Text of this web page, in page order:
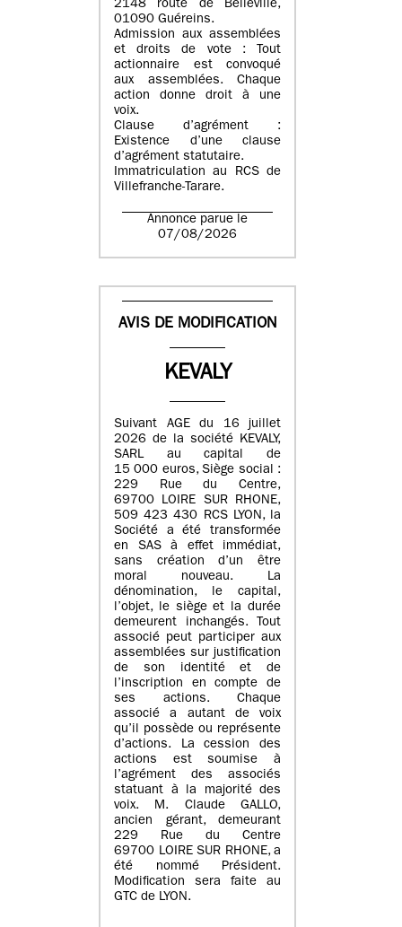
2148 route de Belleville,
01090 Guéreins.
Admission aux assemblées
et droits de vote : Tout
actionnaire est convoqué
aux assemblées. Chaque
action donne droit à une
voix.
Clause d’agrément :
Existence d’une clause
d’agrément statutaire.
Immatriculation au RCS de
Villefranche-Tarare.
Annonce parue le
07/08/2026
AVIS DE MODIFICATION
KEVALY
Suivant AGE du 16 juillet
2026 de la société KEVALY,
SARL au capital de
15 000 euros, Siège social :
229 Rue du Centre,
69700 LOIRE SUR RHONE,
509 423 430 RCS LYON, la
Société a été transformée
en SAS à effet immédiat,
sans création d’un être
moral nouveau. La
dénomination, le capital,
l’objet, le siège et la durée
demeurent inchangés. Tout
associé peut participer aux
assemblées sur justification
de son identité et de
l’inscription en compte de
ses actions. Chaque
associé a autant de voix
qu’il possède ou représente
d’actions. La cession des
actions est soumise à
l’agrément des associés
statuant à la majorité des
voix. M. Claude GALLO,
ancien gérant, demeurant
229 Rue du Centre
69700 LOIRE SUR RHONE, a
été nommé Président.
Modification sera faite au
GTC de LYON.